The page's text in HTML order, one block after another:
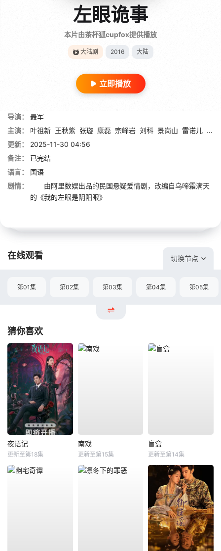
左眼诡事
本片由茶杯狐cupfox提供播放
大陆剧 2016 大陆
立即播放
导演：
聂军
主演：
叶祖新 王秋紫 张璇 康磊 宗峰岩 刘科 景岗山 雷诺儿 吴晴
更新：
2025-11-30 04:56
备注：
已完结
语言：
国语
剧情：
由阿里数娱出品的民国悬疑爱情剧，改编自乌啼霜满天
的《我的左眼是阴阳眼》
在线观看 切换节点
第01集 第02集 第03集 第04集 第05集
猜你喜欢
夜语记
更新至第18集
南戏
更新至第15集
盲盒
更新至第14集